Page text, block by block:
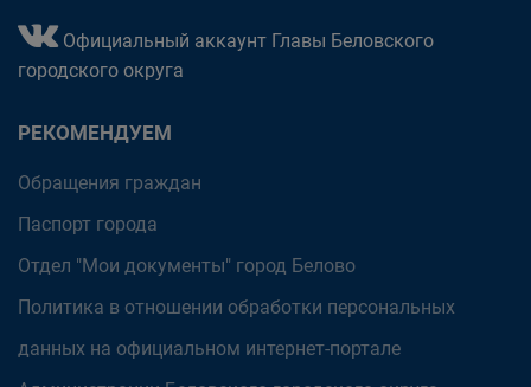
Официальный аккаунт Главы Беловского
городского округа
РЕКОМЕНДУЕМ
Обращения граждан
Паспорт города
Отдел "Мои документы" город Белово
Политика в отношении обработки персональных
данных на официальном интернет-портале